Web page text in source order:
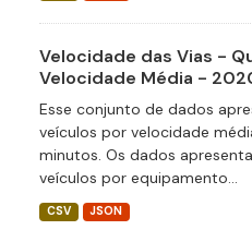
Velocidade das Vias -
Velocidade Média -
Esse conjunto de dados
veículos por velocidade
minutos. Os dados
veículos por equipamento...
CSV JSON